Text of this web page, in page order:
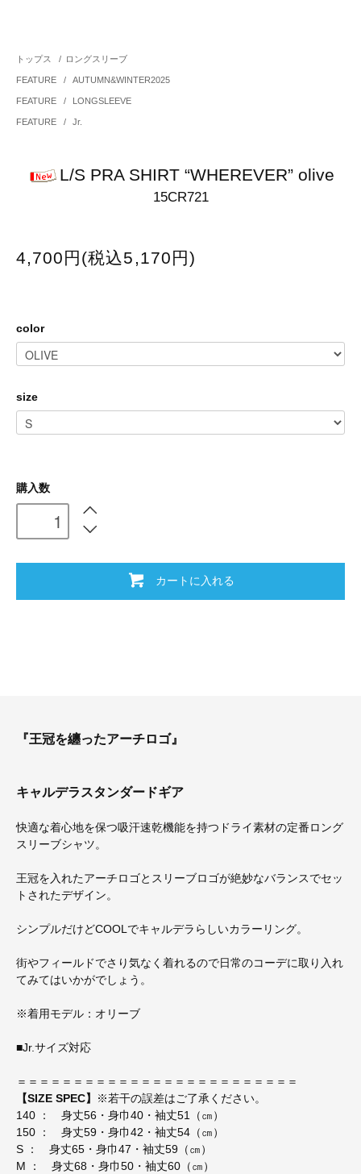
トップス / ロングスリーブ
FEATURE / AUTUMN&WINTER2025
FEATURE / LONGSLEEVE
FEATURE / Jr.
L/S PRA SHIRT “WHEREVER” olive
15CR721
4,700円(税込5,170円)
color
size
購入数
カートに入れる
『王冠を纏ったアーチロゴ』
キャルデラスタンダードギア
快適な着心地を保つ吸汗速乾機能を持つドライ素材の定番ロング
スリーブシャツ。
王冠を入れたアーチロゴとスリーブロゴが絶妙なバランスでセッ
トされたデザイン。
シンプルだけどCOOLでキャルデラらしいカラーリング。
街やフィールドでさり気なく着れるので日常のコーデに取り入れ
てみてはいかがでしょう。
※着用モデル：オリーブ
■Jr.サイズ対応
＝＝＝＝＝＝＝＝＝＝＝＝＝＝＝＝＝＝＝＝＝＝＝＝＝
【SIZE SPEC】
※若干の誤差はご了承ください。
140 ： 身丈56・身巾40・袖丈51（㎝）
150 ： 身丈59・身巾42・袖丈54（㎝）
S ： 身丈65・身巾47・袖丈59（㎝）
M ： 身丈68・身巾50・袖丈60（㎝）